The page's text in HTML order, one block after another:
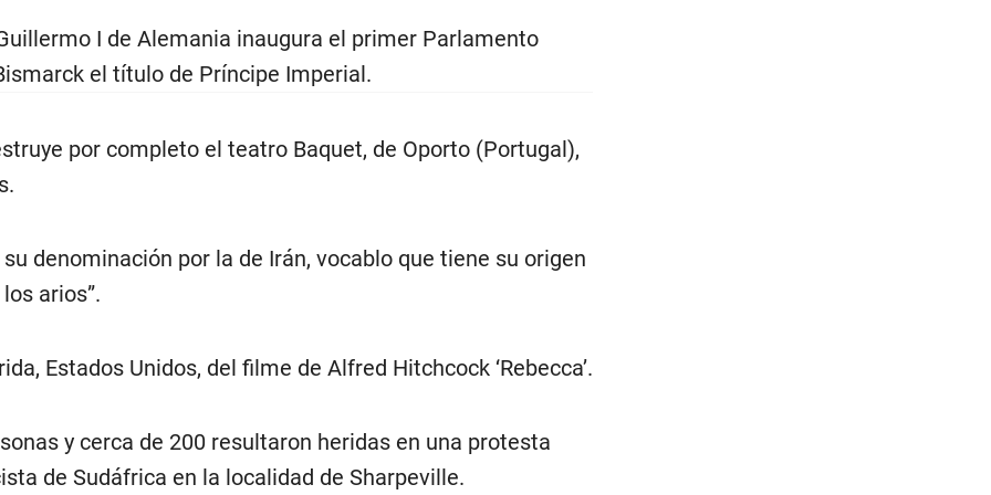
I de Alemania inaugura el primer Parlamento
el título de Príncipe Imperial.
por completo el teatro Baquet, de Oporto (Portugal),
denominación por la de Irán, vocablo que tiene su origen
arios”.
Estados Unidos, del filme de Alfred Hitchcock ‘Rebecca’.
y cerca de 200 resultaron heridas en una protesta
de Sudáfrica en la localidad de Sharpeville.